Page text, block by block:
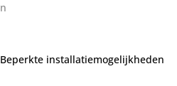
installatiemogelijkheden